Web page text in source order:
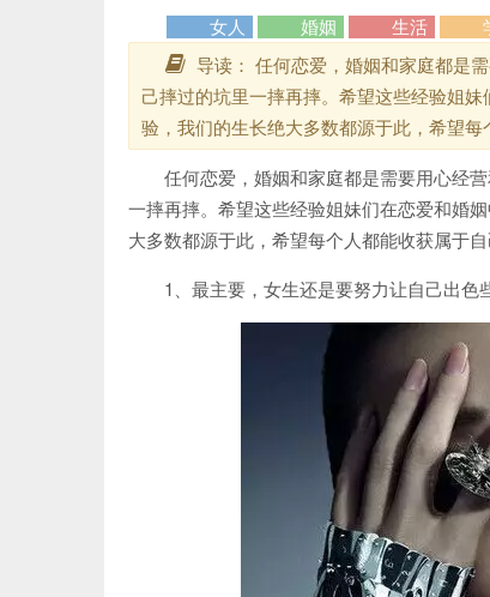
女人 婚姻 生活
导读： ​任何恋爱，婚姻和家庭都是
己摔过的坑里一摔再摔。希望这些经验姐
验，我们的生长绝大多数都源于此，希望每
任何恋爱 ，婚姻和家庭都是需要用心经
一摔再摔。希望这些经验姐妹们在恋爱和婚姻
大多数都源于此，希望每个人都能收获属于自
1、最主要， 女生还是要努力让自己出色